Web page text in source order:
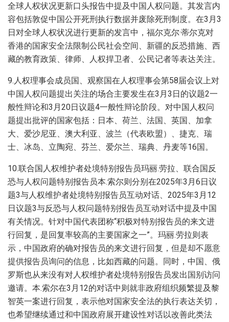
全球人权状况更新口头报告中提及中国人权问题。其发言内
容包括敦促中国公开死刑执行数据并废除死刑制度。在3月3
日对全球人权状况进行更新的发言中，福尔克尔·蒂尔克对
香港的国家安全法限制公民社会空间、新疆的反恐措施、西
藏的教育政策、律师、人权捍卫者、公民记者等表达关注。
9.人权理事会成员国、观察国在人权理事会第58届会议上对
中国人权问题提出关注的场合主要发生在3月3日的议题2一
般性辩论和3月20日议题4一般性辩论阶段。对中国人权问
题提出批评的国家包括：日本、荷兰、法国、英国、加拿
大、爱沙尼亚、澳大利亚、波兰（代表欧盟）、捷克、瑞
士、冰岛、立陶宛、芬兰、爱尔兰、瑞典、丹麦等16国。
10.联合国人权维护者处境特别报告员玛丽.劳拉、联合国反
恐与人权问题特别报告员本.索尔则分别在2025年3月6日议
题3与人权维护者处境特别报告员互动对话、2025年3月12
日议题3与反恐与人权问题特别报告员互动对话中提及中国
有关情况。针对中国代表团称“积极对特别报告员的来文进
行回复，是回复率较高的主要国家之一”。玛丽.劳拉则表
示，中国政府的确对报告员的来文进行回复，但是却不愿意
提供报告员询问的信息，比如西藏的问题。同时，中国、俄
罗斯也从来没有对人权维护者处境特别报告员发出国别访问
邀请。本.索尔在3月12的对话中则就非政府组织频繁提及黎
智英一案进行回复，表示他对国家安全法的执行表达关切，
也希望继续通过和中国政府展开建设性对话以改善此类法